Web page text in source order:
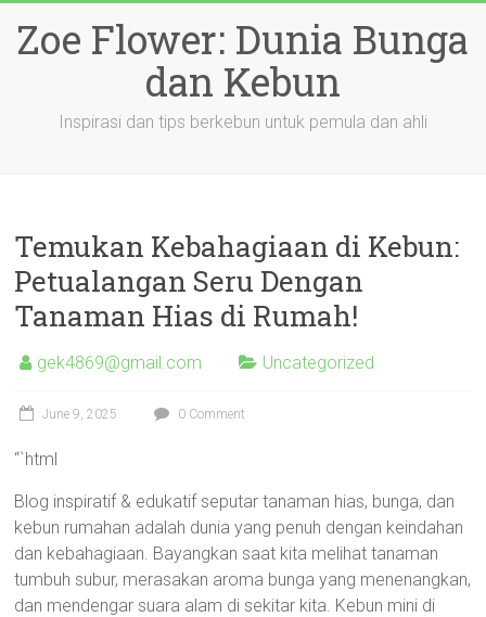
content
Zoe Flower: Dunia Bunga
dan Kebun
Inspirasi dan tips berkebun untuk pemula dan ahli
Temukan Kebahagiaan di Kebun:
Petualangan Seru Dengan
Tanaman Hias di Rumah!
gek4869@gmail.com Uncategorized
June 9, 2025 0 Comment
“`html
Blog inspiratif & edukatif seputar tanaman hias, bunga, dan
kebun rumahan adalah dunia yang penuh dengan keindahan
dan kebahagiaan. Bayangkan saat kita melihat tanaman
tumbuh subur, merasakan aroma bunga yang menenangkan,
dan mendengar suara alam di sekitar kita. Kebun mini di